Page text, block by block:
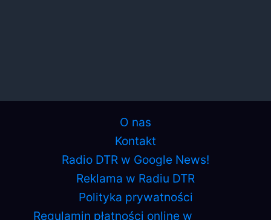
O nas
Kontakt
Radio DTR w Google News!
Reklama w Radiu DTR
Polityka prywatności
Regulamin płatności online w